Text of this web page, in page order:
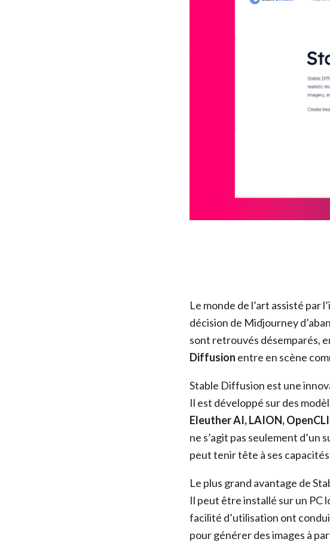
Le monde de l’art assisté
décision de Midjourney
sont retrouvés désemparés,
Diffusion entre en scène
Stable Diffusion est une
Il est développé sur des
Eleuther AI, LAION,
ne s’agit pas seulement
peut tenir tête à ses
Le plus grand avantage de
Il peut être installé sur un PC
facilité d’utilisation ont
pour générer des images à